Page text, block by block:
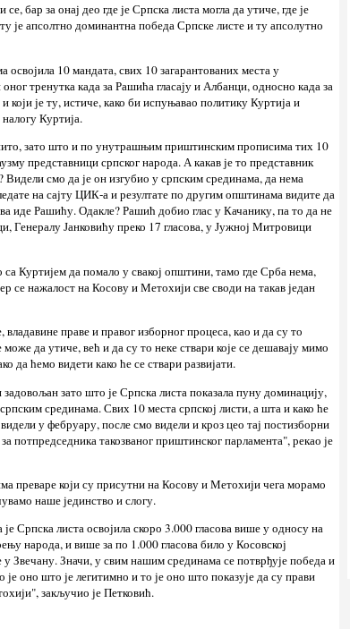
бар за онај део где је Српска листа могла да утиче, где је
је апсолтно доминантна победа Српске листе и ту апсолутно
10 мандата, свих 10 загарантованих места у
тренутка када за Рашића гласају и Албанци, односно када за
који је ту, истиче, како би испуњавао политику Куртија и
Куртија.
зато што и по унутрашњим приштинским прописима тих 10
представници српског народа. А какав је то представник
Видели смо да је он изгубио у српским срединама, да нема
на сајту ЦИК-а и резултате по другим општинама видите да
иде Рашићу. Одакле? Рашић добио глас у Качанику, па то да не
Генералу Јанковићу преко 17 гласова, у Јужној Митровици
са Куртијем да помало у свакој општини, тамо где Срба нема,
се нажалост на Косову и Метохији све своди на такав један
праве и правог изборног процеса, као и да су то
да утиче, већ и да су то неке ствари које се дешавају мимо
да ћемо видети како ће се ствари развијати.
зато што је Српска листа показала пуну доминацију,
срединама. Свих 10 места српској листи, а шта и како ће
у фебруару, после смо видели и кроз цео тај постизборни
потпредседника такозваног приштинског парламента", рекао је
преваре који су присутни на Косову и Метохији чега морамо
наше јединство и слогу.
Српска листа освојила скоро 3.000 гласова више у односу на
народа, и више за по 1.000 гласова било у Косовској
Звечану. Значи, у свим нашим срединама се потврђује победа и
оно што је легитимно и то је оно што показује да су прави
закључио је Петковић.